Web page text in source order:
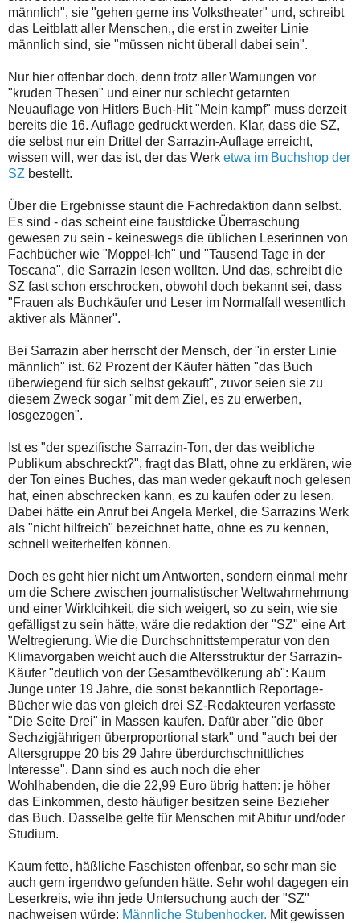
männlich", sie "gehen gerne ins Volkstheater" und, schreibt
das Leitblatt aller Menschen,, die erst in zweiter Linie
männlich sind, sie "müssen nicht überall dabei sein".
Nur hier offenbar doch, denn trotz aller Warnungen vor
"kruden Thesen" und einer nur schlecht getarnten
Neuauflage von Hitlers Buch-Hit "Mein kampf" muss derzeit
bereits die 16. Auflage gedruckt werden. Klar, dass die SZ,
die selbst nur ein Drittel der Sarrazin-Auflage erreicht,
wissen will, wer das ist, der das Werk etwa im Buchshop der
SZ bestellt.
Über die Ergebnisse staunt die Fachredaktion dann selbst.
Es sind - das scheint eine faustdicke Überraschung
gewesen zu sein - keineswegs die üblichen Leserinnen von
Fachbücher wie "Moppel-Ich" und "Tausend Tage in der
Toscana", die Sarrazin lesen wollten. Und das, schreibt die
SZ fast schon erschrocken, obwohl doch bekannt sei, dass
"Frauen als Buchkäufer und Leser im Normalfall wesentlich
aktiver als Männer".
Bei Sarrazin aber herrscht der Mensch, der "in erster Linie
männlich" ist. 62 Prozent der Käufer hätten "das Buch
überwiegend für sich selbst gekauft", zuvor seien sie zu
diesem Zweck sogar "mit dem Ziel, es zu erwerben,
losgezogen".
Ist es "der spezifische Sarrazin-Ton, der das weibliche
Publikum abschreckt?", fragt das Blatt, ohne zu erklären, wie
der Ton eines Buches, das man weder gekauft noch gelesen
hat, einen abschrecken kann, es zu kaufen oder zu lesen.
Dabei hätte ein Anruf bei Angela Merkel, die Sarrazins Werk
als "nicht hilfreich" bezeichnet hatte, ohne es zu kennen,
schnell weiterhelfen können.
Doch es geht hier nicht um Antworten, sondern einmal mehr
um die Schere zwischen journalistischer Weltwahrnehmung
und einer Wirklcihkeit, die sich weigert, so zu sein, wie sie
gefälligst zu sein hätte, wäre die redaktion der "SZ" eine Art
Weltregierung. Wie die Durchschnittstemperatur von den
Klimavorgaben weicht auch die Altersstruktur der Sarrazin-
Käufer "deutlich von der Gesamtbevölkerung ab": Kaum
Junge unter 19 Jahre, die sonst bekanntlich Reportage-
Bücher wie das von gleich drei SZ-Redakteuren verfasste
"Die Seite Drei" in Massen kaufen. Dafür aber "die über
Sechzigjährigen überproportional stark" und "auch bei der
Altersgruppe 20 bis 29 Jahre überdurchschnittliches
Interesse". Dann sind es auch noch die eher
Wohlhabenden, die die 22,99 Euro übrig hatten: je höher
das Einkommen, desto häufiger besitzen seine Bezieher
das Buch. Dasselbe gelte für Menschen mit Abitur und/oder
Studium.
Kaum fette, häßliche Faschisten offenbar, so sehr man sie
auch gern irgendwo gefunden hätte. Sehr wohl dagegen ein
Leserkreis, wie ihn jede Untersuchung auch der "SZ"
nachweisen würde: Männliche Stubenhocker. Mit gewissen